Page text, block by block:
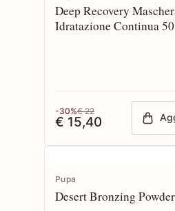
Deep Recovery
Idratazione Continua
-30%€ 22
€ 15,40
Pupa
Desert Bronzing